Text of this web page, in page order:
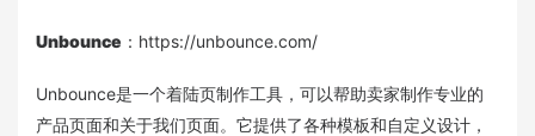
Unbounce ：https://unbounce.com/
Unbounce是一个着陆页制作工具，可以帮助卖家制作专业的
产品页面和关于我们页面。它提供了各种模板和自定义设计，